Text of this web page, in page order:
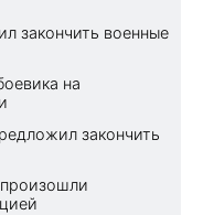
закончить военные
на
закончить